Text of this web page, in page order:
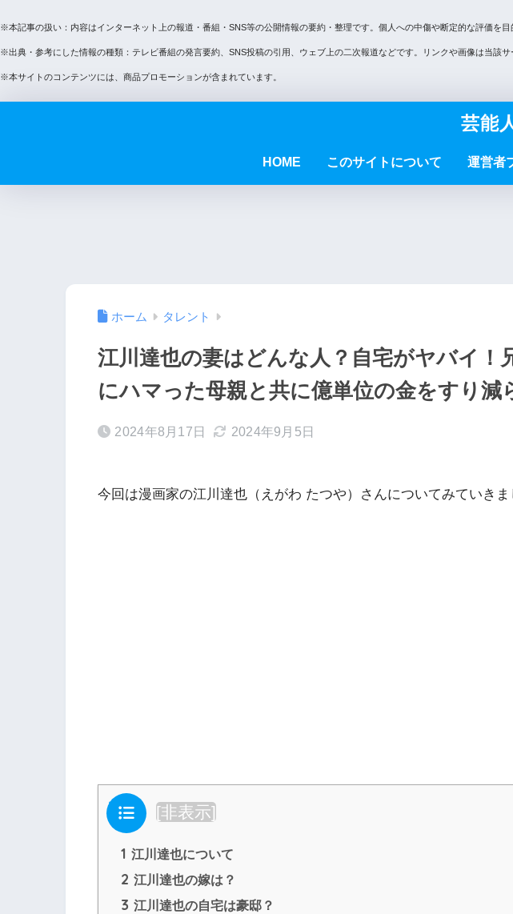
※本記事の扱い：内容はインターネット上の報道・番組・SNS等の公開情報の要約・整理です。個人への中傷や断定的な評価を
※出典・参考にした情報の種類：テレビ番組の発言要約、SNS投稿の引用、ウェブ上の二次報道などです。リンクや画像は当該
※本サイトのコンテンツには、商品プロモーションが含まれています。
芸能
HOME このサイトについて 運営者
ホーム タレント
江川達也の妻はどんな人？自宅がヤバイ！
にハマった母親と共に億単位の金をすり減
2024年8月17日 2024年9月5日
今回は漫画家の江川達也（えがわ たつや）さんについてみていきま
目次 [非表示]
1 江川達也について
2 江川達也の嫁は？
3 江川達也の自宅は豪邸？